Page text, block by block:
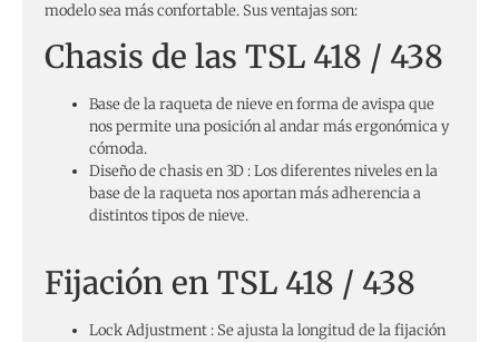
modelo sea más confortable. Sus ventajas son:
Chasis de las TSL 418 / 438
Base de la raqueta de nieve en forma de avispa que
nos permite una posición al andar más ergonómica y
cómoda.
Diseño de chasis en 3D : Los diferentes niveles en la
base de la raqueta nos aportan más adherencia a
distintos tipos de nieve.
Fijación en TSL 418 / 438
Lock Adjustment : Se ajusta la longitud de la fijación